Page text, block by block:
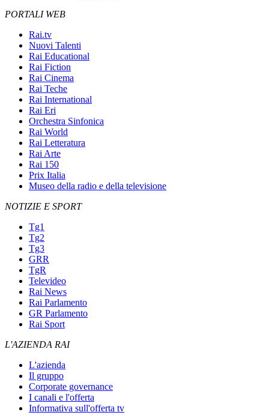
PORTALI WEB
Rai.tv
Nuovi Talenti
Rai Educational
Rai Fiction
Rai Cinema
Rai Teche
Rai International
Rai Eri
Orchestra Sinfonica
Rai World
Rai Letteratura
Rai Arte
Rai 150
Prix Italia
Museo della radio e della televisione
NOTIZIE E SPORT
Tg1
Tg2
Tg3
GRR
TgR
Televideo
Rai News
Rai Parlamento
GR Parlamento
Rai Sport
L'AZIENDA RAI
L'azienda
Il gruppo
Corporate governance
I canali e l'offerta
Informativa sull'offerta tv